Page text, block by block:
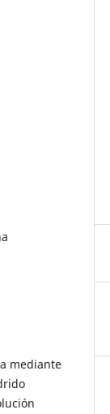
mediante